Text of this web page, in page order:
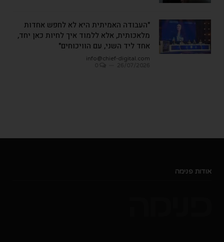
"העבודה האמיתית היא לא לחפש אחדות
מלאכותית, אלא ללמוד איך לחיות כאן יחד,
אחד ליד השני, עם הוויכוחים"
info@chief-digital.com
אודות פנימה